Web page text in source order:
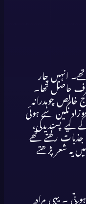
انہیں چار
حاصل تھا۔
خالص چوہدرانہ
نگین سے ہوئی
لیے پسندیدگی،
رکھتے تھے
یہ شعر پڑھتے
تی ۔ یہی مراد